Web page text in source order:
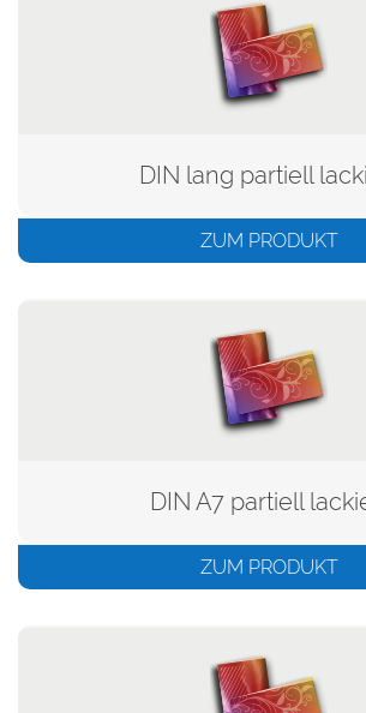
DIN lang partiell
ZUM PRODUKT
DIN A7 partiell
ZUM PRODUKT